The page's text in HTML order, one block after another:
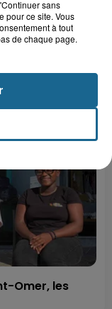
JÉRÉMY FRÉROT
frerot
Omer, les
sans
pour ce site. Vous
à tout
de chaque page.